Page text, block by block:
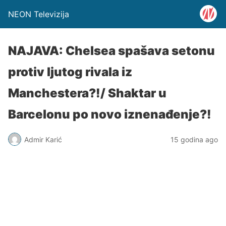
NEON Televizija
NAJAVA: Chelsea spašava setonu
protiv ljutog rivala iz
Manchestera?!/ Shaktar u
Barcelonu po novo iznenađenje?!
Admir Karić 15 godina ago